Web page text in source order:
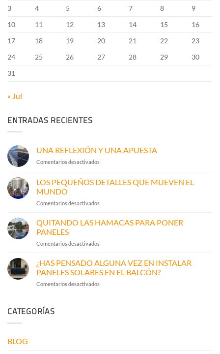
3
4 5 6 7 8
9
10
11 12 13 14 15
16
17
18 19 20 21 22
23
24
25 26 27 28 29
30
31
« Jul
ENTRADAS RECIENTES
UNA REFLEXIÓN Y UNA APUESTA
Comentarios desactivados
Y
APUESTA
LOS PEQUEÑOS DETALLES QUE MUEVEN EL
MUNDO
Comentarios desactivados
PEQUEÑOS
MUEVEN
MUNDO
QUITANDO LAS HAMACAS PARA PONER
PANELES
Comentarios desactivados
LAS
PARA
PONER
¿HAS PENSADO ALGUNA VEZ EN INSTALAR
PANELES SOLARES EN EL BALCÓN?
Comentarios desactivados
CATEGORÍAS
BLOG